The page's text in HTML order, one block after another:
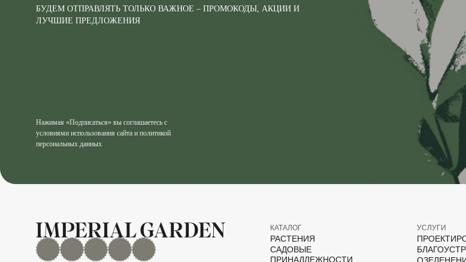
БУДЕМ ОТПРАВЛЯТЬ ТОЛЬКО ВАЖНОЕ – ПРОМОКОДЫ, АКЦИИ И
ЛУЧШИЕ ПРЕДЛОЖЕНИЯ
Нажимая «Подписаться» вы соглашаетесь с
условиями использования сайта и политикой
персональных данных
MAX Дзен YouTuberutubeTelegram
КАТАЛОГ
РАСТЕНИЯ
САДОВЫЕ
ПРИНАДЛЕЖНОСТИ
УСЛУГИ